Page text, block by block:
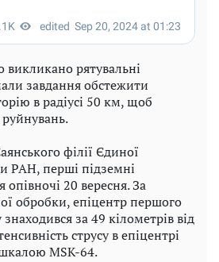
викликано рятувальні
завдання обстежити
в радіусі 50 км, щоб
філії Єдиної
РАН, перші підземні
20 вересня. За
обробки, епіцентр першого
за 49 кілометрів від
струсу в епіцентрі
MSK-64.